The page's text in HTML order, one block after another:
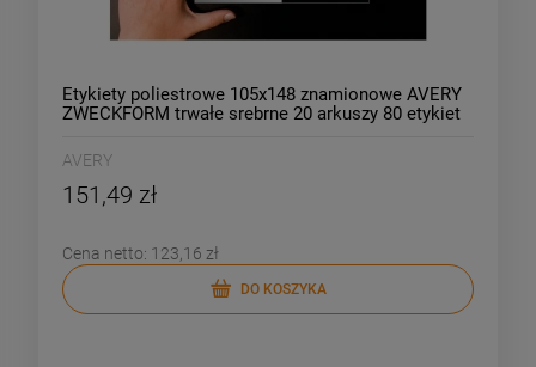
Etykiety poliestrowe 105x148 znamionowe AVERY
ZWECKFORM trwałe srebrne 20 arkuszy 80 etykiet
AVERY
151,49 zł
Cena netto: 123,16 zł
DO KOSZYKA